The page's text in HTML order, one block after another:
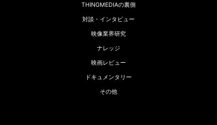
THINGMEDIAの裏側
対談・インタビュー
映像業界研究
ナレッジ
映画レビュー
ドキュメンタリー
その他